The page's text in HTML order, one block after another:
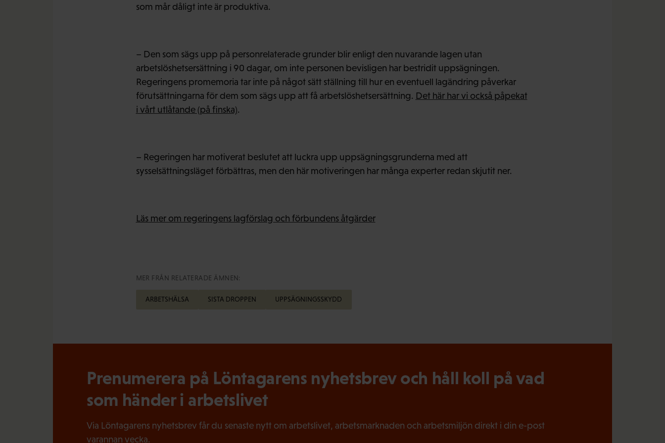
som mår dåligt inte är produktiva.
– Den som sägs upp på personrelaterade grunder blir enligt den nuvarande lagen utan
arbetslöshetsersättning i 90 dagar, om inte personen bevisligen har bestridit uppsägningen.
Regeringens promemoria tar inte på något sätt ställning till hur en eventuell lagändring påverkar
förutsättningarna för dem som sägs upp att få arbetslöshetsersättning. Det här har vi också påpekat
i vårt utlåtande (på finska).
– Regeringen har motiverat beslutet att luckra upp uppsägningsgrunderna med att
sysselsättningsläget förbättras, men den här motiveringen har många experter redan skjutit ner.
Läs mer om regeringens lagförslag och förbundens åtgärder
MER FRÅN RELATERADE ÄMNEN:
ARBETSHÄLSA SISTA DROPPEN UPPSÄGNINGSSKYDD
Prenumerera på Löntagarens nyhetsbrev och håll koll på vad
som händer i arbetslivet
Via Löntagarens nyhetsbrev får du senaste nytt om arbetslivet, arbetsmarknaden och arbetsmiljön direkt i din e-post
varannan vecka.